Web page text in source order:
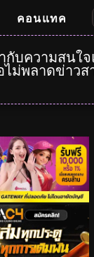
คอนแทค
กับความสนใ
ม่พลาดข่าวส